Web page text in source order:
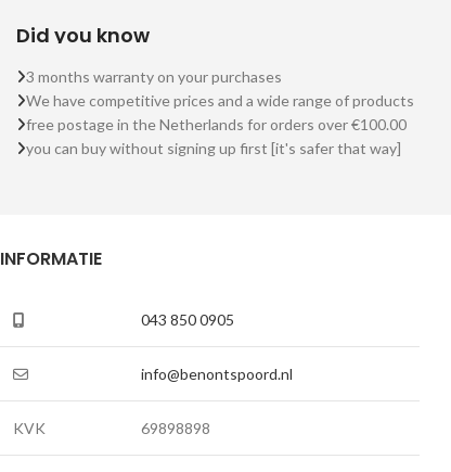
Did you know
3 months warranty on your purchases
We have competitive prices and a wide range of products
free postage in the Netherlands for orders over €100.00
you can buy without signing up first [it's safer that way]
INFORMATIE
043 850 0905
info@benontspoord.nl
KVK 69898898